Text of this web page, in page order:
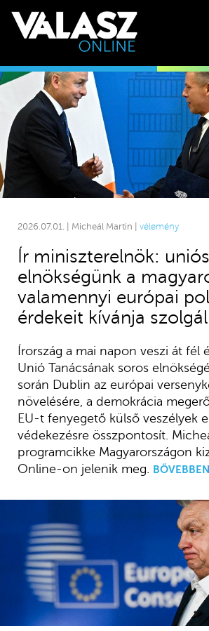
2026.07.01. | Micheál Martin | vélemény
Ír miniszterelnök: uniós
elnökségünk a
valamennyi európai
érdekeit kívánja
Írország a mai napon veszi át fél
Unió Tanácsának soros
során Dublin az európai
növelésére, a demokrácia
EU-t fenyegető külső veszélyek
védekezésre összpontosít.
programcikke Magyarországon
Online-on jelenik meg.